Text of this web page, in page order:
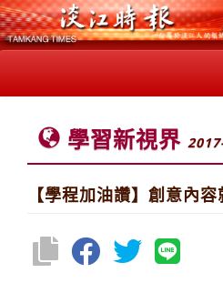
學習新視界
【學程加油讚】創意內